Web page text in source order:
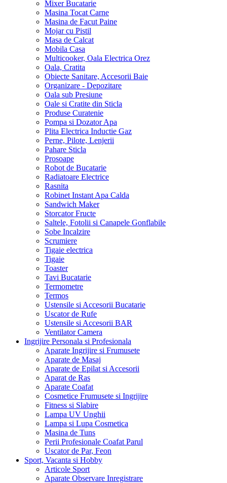
Mixer Bucatarie
Masina Tocat Carne
Masina de Facut Paine
Mojar cu Pistil
Masa de Calcat
Mobila Casa
Multicooker, Oala Electrica Orez
Oala, Cratita
Obiecte Sanitare, Accesorii Baie
Organizare - Depozitare
Oala sub Presiune
Oale si Cratite din Sticla
Produse Curatenie
Pompa si Dozator Apa
Plita Electrica Inductie Gaz
Perne, Pilote, Lenjerii
Pahare Sticla
Prosoape
Robot de Bucatarie
Radiatoare Electrice
Rasnita
Robinet Instant Apa Calda
Sandwich Maker
Storcator Fructe
Saltele, Fotolii si Canapele Gonflabile
Sobe Incalzire
Scrumiere
Tigaie electrica
Tigaie
Toaster
Tavi Bucatarie
Termometre
Termos
Ustensile si Accesorii Bucatarie
Uscator de Rufe
Ustensile si Accesorii BAR
Ventilator Camera
Ingrijire Personala si Profesionala
Aparate Ingrijire si Frumusete
Aparate de Masaj
Aparate de Epilat si Accesorii
Aparat de Ras
Aparate Coafat
Cosmetice Frumusete si Ingrijire
Fitness si Slabire
Lampa UV Unghii
Lampa si Lupa Cosmetica
Masina de Tuns
Perii Profesionale Coafat Parul
Uscator de Par, Feon
Sport, Vacanta si Hobby
Articole Sport
Aparate Observare Inregistrare